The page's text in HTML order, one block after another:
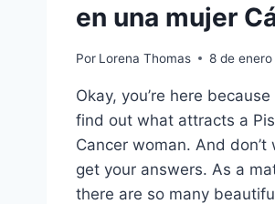
en una mujer
Por Lorena Thomas 8 de
Okay, you’re here
find out what attracts a
Cancer woman. And don’t
get your answers. As a
there are so many